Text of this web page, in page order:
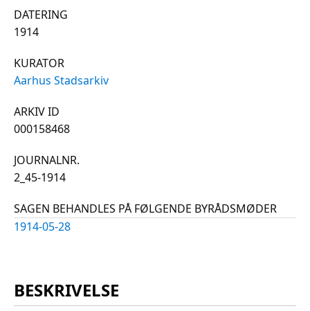
DATERING
1914
KURATOR
Aarhus Stadsarkiv
ARKIV ID
000158468
JOURNALNR.
2_45-1914
SAGEN BEHANDLES PÅ FØLGENDE BYRÅDSMØDER
1914-05-28
BESKRIVELSE